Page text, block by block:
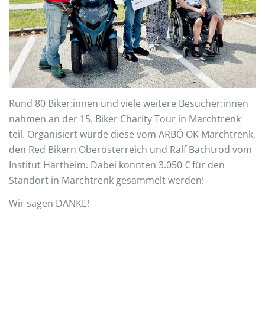
Rund 80 Biker:innen und viele weitere Besucher:innen
nahmen an der 15. Biker Charity Tour in Marchtrenk
teil. Organisiert wurde diese vom ARBÖ OK Marchtrenk,
den Red Bikern Oberösterreich und Ralf Bachtrod vom
Institut Hartheim. Dabei konnten 3.050 € für den
Standort in Marchtrenk gesammelt werden!
Wir sagen DANKE!